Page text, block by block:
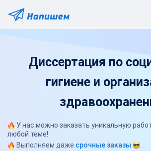
Диссертация по
гигиене и
У нас можно заказать уникальную
любой теме!
Выполняем даже срочные заказы